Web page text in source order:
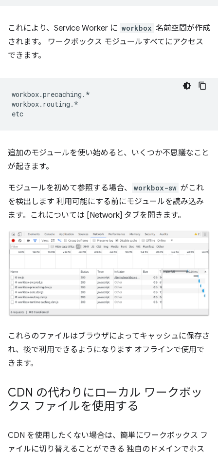
これにより、Service Worker に workbox 名前空間が作成
されます。 ワークボックス モジュールすべてにアクセス
できます。
workbox.precaching . *
workbox. routing . *
etc
追加のモジュールを使い始めると、いくつか不思議なこと
が起きます。
モジュールを初めて参照する場合、 workbox-sw がこれ
を検出します 利用可能にする前にモジュールを読み込み
ます。これについては [Network] タブを開きます。
これらのファイルはブラウザによってキャッシュに保存さ
れ、後で利用できるようになります オフラインで使用で
きます。
CDN の代わりにローカル ワークボッ
クス ファイルを使用する
CDN を使用したくない場合は、簡単にワークボックス フ
ァイルに切り替えることができる 独自のドメインでホス